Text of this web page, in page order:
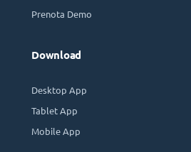
Prenota Demo
Download
Desktop App
Tablet App
Mobile App